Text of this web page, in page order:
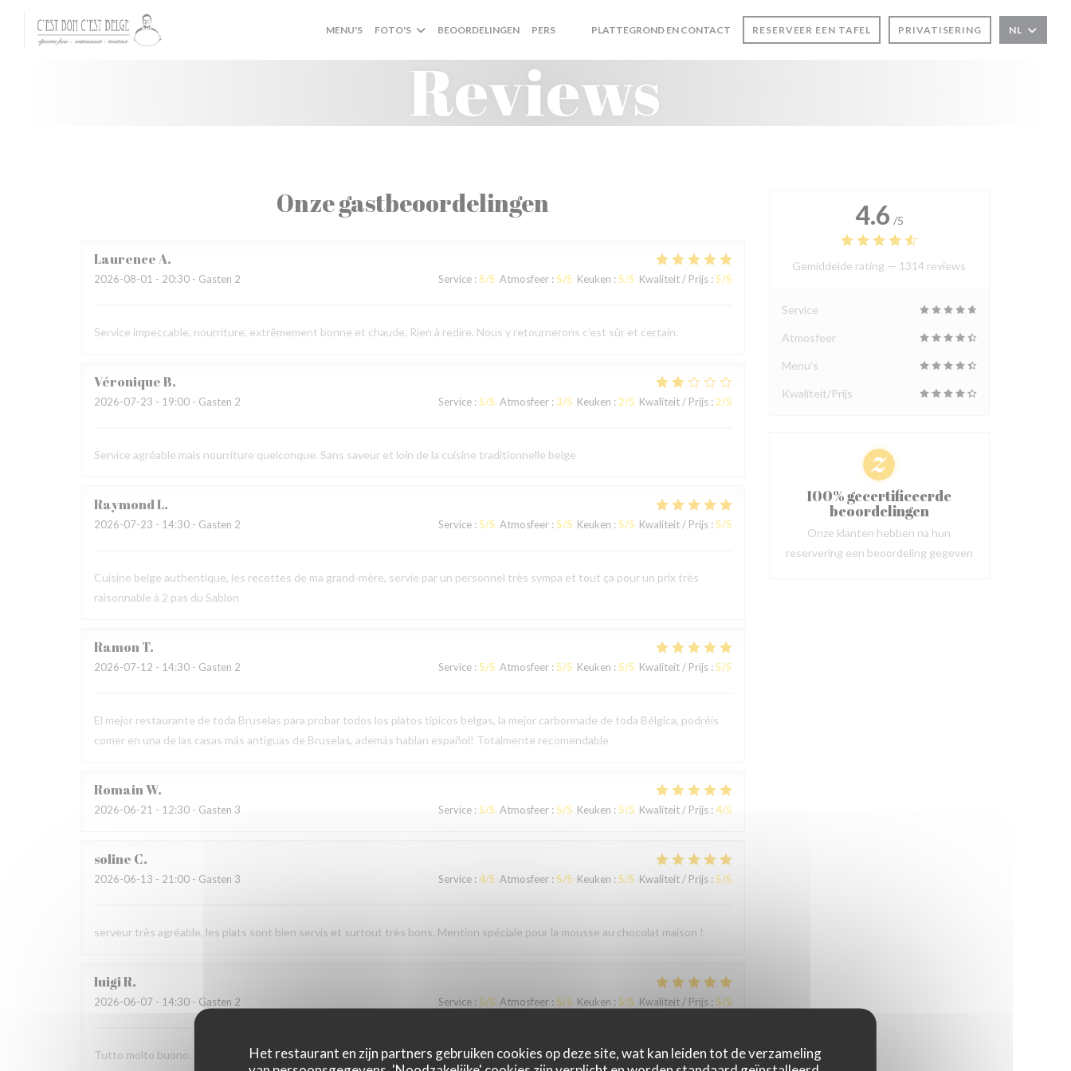
Het restaurant en zijn partners gebruiken cookies op deze site, wat kan leiden tot de verzameling
MENU'S FOTO'S BEOORDELINGEN PERS
((OPENT IN EEN NIEUW VENSTER))
((OPENT IN EEN NIEUW VENSTER))
PLATTEGROND EN CONTACT RESERVEER EEN TAFEL PRIVATISERING NL
Reviews
Onze gastbeoordelingen
LaurenceA
2026-08-01 - 20:30 - Gasten 2 Service: 5/5 Atmosfeer: 5/5 Keuken : 5/5 Kwaliteit / Prijs: 5/5
Service impeccable, nourriture, extrêmement bonne et chaude. Rien à redire. Nous y retournerons c’est sûr et certain.
VéroniqueB
2026-07-23 - 19:00 - Gasten 2 Service: 5/5 Atmosfeer: 3/5 Keuken : 2/5 Kwaliteit / Prijs: 2/5
Service agréable mais nourriture quelconque. Sans saveur et loin de la cuisine traditionnelle belge
RaymondL
2026-07-23 - 14:30 - Gasten 2 Service: 5/5 Atmosfeer: 5/5 Keuken : 5/5 Kwaliteit / Prijs: 5/5
Cuisine belge authentique, les recettes de ma grand-mère, servie par un personnel très sympa et tout ça pour un prix très
raisonnable à 2 pas du Sablon
RamonT
2026-07-12 - 14:30 - Gasten 2 Service: 5/5 Atmosfeer: 5/5 Keuken : 5/5 Kwaliteit / Prijs: 5/5
El mejor restaurante de toda Bruselas para probar todos los platos típicos belgas, la mejor carbonnade de toda Bélgica, podréis
comer en una de las casas más antiguas de Bruselas, además hablan español! Totalmente recomendable
RomainW
2026-06-21 - 12:30 - Gasten 3 Service: 5/5 Atmosfeer: 5/5 Keuken : 5/5 Kwaliteit / Prijs: 4/5
soline C
2026-06-13 - 21:00 - Gasten 3 Service: 4/5 Atmosfeer: 5/5 Keuken : 5/5 Kwaliteit / Prijs: 5/5
serveur très agréable, les plats sont bien servis et surtout très bons. Mention spéciale pour la mousse au chocolat maison !
luigiR
2026-06-07 - 14:30 - Gasten 2 Service: 5/5 Atmosfeer: 5/5 Keuken : 5/5 Kwaliteit / Prijs: 5/5
Tutto molto buono. Carbonade buonissima
4.6 /5
Gemiddelde rating — 1314 reviews
Service
Atmosfeer
Menu's
Kwaliteit/Prijs
100% gecertificeerde
beoordelingen
Onze klanten hebben na hun
reservering een beoordeling gegeven